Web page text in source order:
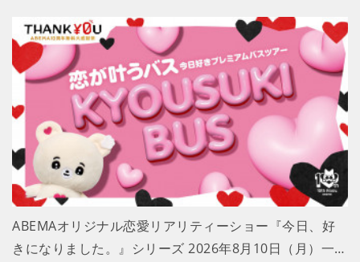
ABEMAオリジナル恋愛リアリティーショー『今日、好
きになりました。』シリーズ 2026年8月10日（月）一…